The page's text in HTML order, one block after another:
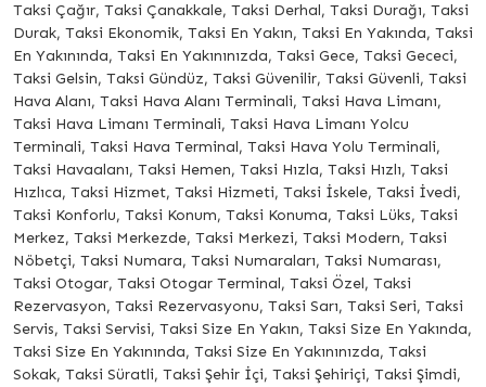
Taksi Çağır, Taksi Çanakkale, Taksi Derhal, Taksi Durağı, Taksi
Durak, Taksi Ekonomik, Taksi En Yakın, Taksi En Yakında, Taksi
En Yakınında, Taksi En Yakınınızda, Taksi Gece, Taksi Gececi,
Taksi Gelsin, Taksi Gündüz, Taksi Güvenilir, Taksi Güvenli, Taksi
Hava Alanı, Taksi Hava Alanı Terminali, Taksi Hava Limanı,
Taksi Hava Limanı Terminali, Taksi Hava Limanı Yolcu
Terminali, Taksi Hava Terminal, Taksi Hava Yolu Terminali,
Taksi Havaalanı, Taksi Hemen, Taksi Hızla, Taksi Hızlı, Taksi
Hızlıca, Taksi Hizmet, Taksi Hizmeti, Taksi İskele, Taksi İvedi,
Taksi Konforlu, Taksi Konum, Taksi Konuma, Taksi Lüks, Taksi
Merkez, Taksi Merkezde, Taksi Merkezi, Taksi Modern, Taksi
Nöbetçi, Taksi Numara, Taksi Numaraları, Taksi Numarası,
Taksi Otogar, Taksi Otogar Terminal, Taksi Özel, Taksi
Rezervasyon, Taksi Rezervasyonu, Taksi Sarı, Taksi Seri, Taksi
Servis, Taksi Servisi, Taksi Size En Yakın, Taksi Size En Yakında,
Taksi Size En Yakınında, Taksi Size En Yakınınızda, Taksi
Sokak, Taksi Süratli, Taksi Şehir İçi, Taksi Şehiriçi, Taksi Şimdi,